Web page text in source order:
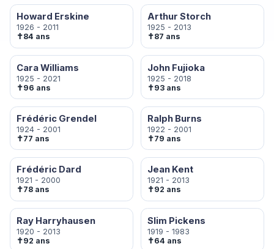
Howard Erskine
1926 - 2011
✝84 ans
Arthur Storch
1925 - 2013
✝87 ans
Cara Williams
1925 - 2021
✝96 ans
John Fujioka
1925 - 2018
✝93 ans
Frédéric Grendel
1924 - 2001
✝77 ans
Ralph Burns
1922 - 2001
✝79 ans
Frédéric Dard
1921 - 2000
✝78 ans
Jean Kent
1921 - 2013
✝92 ans
Ray Harryhausen
1920 - 2013
✝92 ans
Slim Pickens
1919 - 1983
✝64 ans